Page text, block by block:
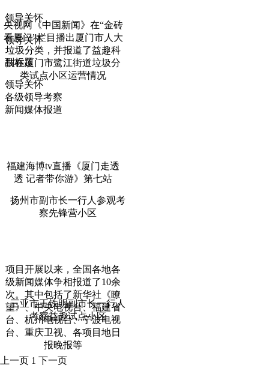
领导关怀
领导关怀
副标题
领导关怀
各级领导考察
新闻媒体报道
扬州市副市长一行人参观考
察先锋营小区
三亚市王铁明副市长一行人
考察益趣试点小区
央视网《中国新闻》在“金砖
看厦门”栏目播出厦门市人大
垃圾分类，并报道了益趣科
技在厦门市鹭江街道垃圾分
类试点小区运营情况
福建海博tv直播《厦门走透
透 记者带你游》第七站
项目开展以来，全国各地各
级新闻媒体争相报道了10余
次。其中包括了新华社《瞭
望》、中央电视台、福建省
台、杭州电视台、宁波电视
台、重庆卫视、各项目地日
报晚报等
上一页 1 下一页